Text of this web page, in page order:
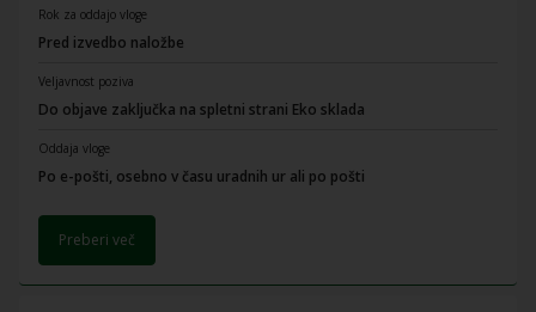
Rok za oddajo vloge
Pred izvedbo naložbe
Veljavnost poziva
Do objave zaključka na spletni strani Eko sklada
Oddaja vloge
Po e-pošti, osebno v času uradnih ur ali po pošti
Preberi več